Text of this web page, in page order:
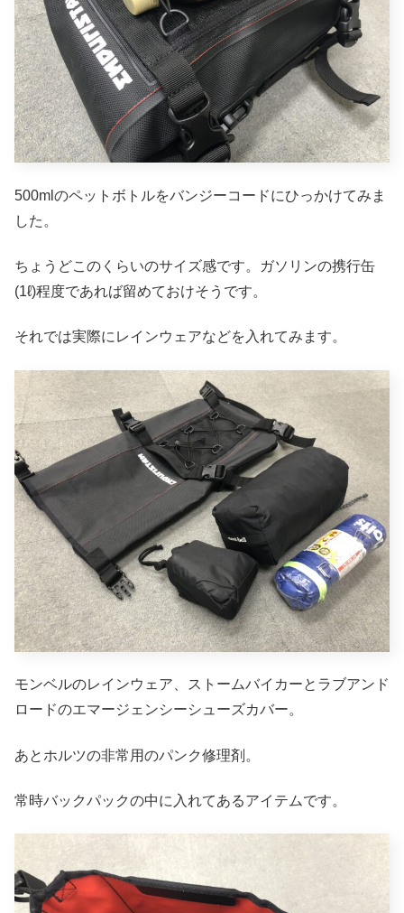
500mlのペットボトルをバンジーコードにひっかけてみま
した。
ちょうどこのくらいのサイズ感です。ガソリンの携行缶
(1ℓ)程度であれば留めておけそうです。
それでは実際にレインウェアなどを入れてみます。
モンベルのレインウェア、ストームバイカーとラブアンド
ロードのエマージェンシーシューズカバー。
あとホルツの非常用のパンク修理剤。
常時バックパックの中に入れてあるアイテムです。